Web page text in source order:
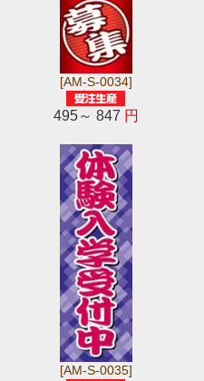
[AM-S-0034]
495～ 847 円
[AM-S-0035]